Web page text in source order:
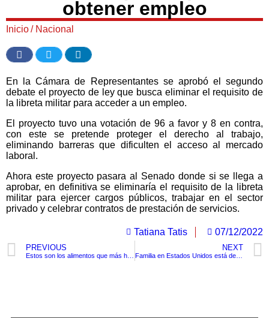
obtener empleo
Inicio/ Nacional
En la Cámara de Representantes se aprobó el segundo
debate el proyecto de ley que busca eliminar el requisito de
la libreta militar para acceder a un empleo.
El proyecto tuvo una votación de 96 a favor y 8 en contra,
con este se pretende proteger el derecho al trabajo,
eliminando barreras que dificulten el acceso al mercado
laboral.
Ahora este proyecto pasara al Senado donde si se llega a
aprobar, en definitiva se eliminaría el requisito de la libreta
militar para ejercer cargos públicos, trabajar en el sector
privado y celebrar contratos de prestación de servicios.
Tatiana Tatis 07/12/2022
PREVIOUS NEXT
Familia en Estados Unidos está de luto ya que su vecino mato a su perro por perseguir una ardilla en su patio